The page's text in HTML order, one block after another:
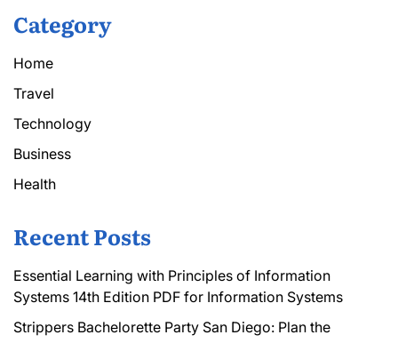
Category
Home
Travel
Technology
Business
Health
Recent Posts
Essential Learning with Principles of Information
Systems 14th Edition PDF for Information Systems
Strippers Bachelorette Party San Diego: Plan the